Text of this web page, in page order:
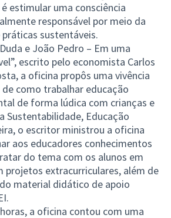
estimular uma consciência
responsável por meio da
sustentáveis.
e João Pedro – Em uma
escrito pelo economista Carlos
a oficina propôs uma vivência
como trabalhar educação
de forma lúdica com crianças e
Sustentabilidade, Educação
o escritor ministrou a oficina
aos educadores conhecimentos
do tema com os alunos em
projetos extracurriculares, além de
material didático de apoio
a oficina contou com uma